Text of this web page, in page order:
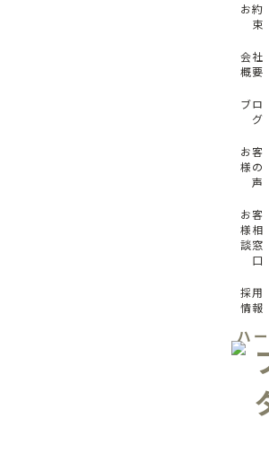
お約
束
会社
概要
ブロ
グ
お客
様の
声
お客
様相
談窓
口
採用
情報
ハ